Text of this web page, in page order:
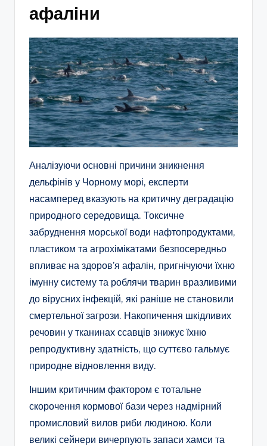
афаліни
Аналізуючи основні причини зникнення
дельфінів у Чорному морі, експерти
насамперед вказують на критичну деградацію
природного середовища. Токсичне
забруднення морської води нафтопродуктами,
пластиком та агрохімікатами безпосередньо
впливає на здоров’я афалін, пригнічуючи їхню
імунну систему та роблячи тварин вразливими
до вірусних інфекцій, які раніше не становили
смертельної загрози. Накопичення шкідливих
речовин у тканинах ссавців знижує їхню
репродуктивну здатність, що суттєво гальмує
природне відновлення виду.
Іншим критичним фактором є тотальне
скорочення кормової бази через надмірний
промисловий вилов риби людиною. Коли
великі сейнери вичерпують запаси хамси та